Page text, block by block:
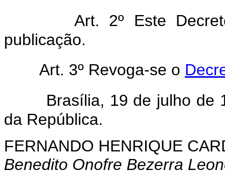
Art. 2º Este
publicação.
Art. 3º Revoga-se o
Brasília, 19 de julho de
da República.
FERNANDO HENRIQUE
Benedito Onofre Bezerra